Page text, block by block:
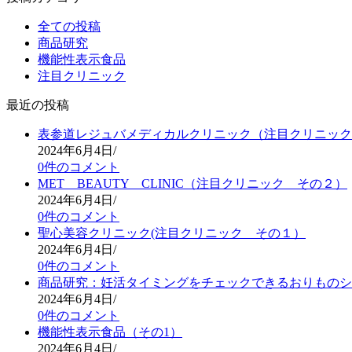
全ての投稿
商品研究
機能性表示食品
注目クリニック
最近の投稿
表参道レジュバメディカルクリニック（注目クリニッ
2024年6月4日 /
0件のコメント
MET BEAUTY CLINIC（注目クリニック その２）
2024年6月4日 /
0件のコメント
聖心美容クリニック(注目クリニック その１）
2024年6月4日 /
0件のコメント
商品研究：妊活タイミングをチェックできるおりものシ
2024年6月4日 /
0件のコメント
機能性表示食品（その1）
2024年6月4日 /